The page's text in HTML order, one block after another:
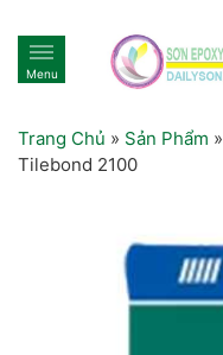
Menu
Trang Chủ » Sản Phẩm »
Tilebond 2100